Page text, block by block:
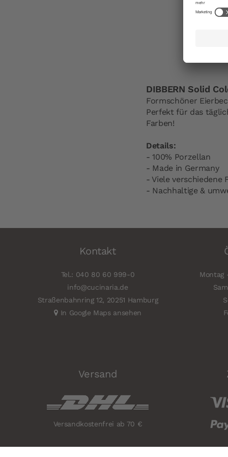
DIBBERN Solid
Formschöner
Perfekt für das
Farben!
Details:
- 100% Porzellan
- Made in Germany
- Viele verschiedene
- Nachhaltige &
Kontakt
Tel.: 040 80 60 999-0
info@cucinaria.de
Straßenbahnring 12, 20251 Hamburg
In Google Maps ansehen
Montag
Versand
Versandkostenfrei ab 70 €